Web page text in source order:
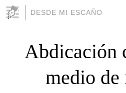
DESDE MI ESCAÑO
Abdicación
medio de